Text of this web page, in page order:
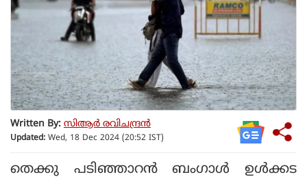
Written By: സിആര്‍ രവിചന്ദ്രന്‍
Updated: Wed, 18 Dec 2024 (20:52 IST)
തെക്കു പടിഞ്ഞാറന്‍ ബംഗാള്‍ ഉള്‍ക്കട